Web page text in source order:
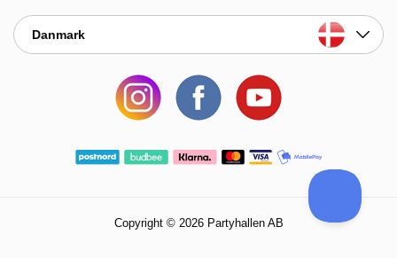
Danmark
Copyright © 2026 Partyhallen AB